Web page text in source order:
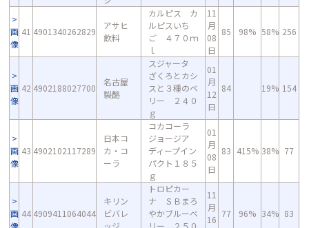
画
像
41 4901340262829
アサヒ
飲料
カルピス カ
ルピスいち
ご ４７０ｍ
ｌ
11
月
08
日
85 98% 58% 256
画
像
42 4902188027700
名古屋
製酪
スジャータ
ざくろとカシ
スと３種のベ
リー ２４０
ｇ
01
月
12
日
84 19% 154
画
像
43 4902102117289
日本コ
カ・コ
ーラ
コカコーラ
ジョージア
ディープイン
パクト１８５
ｇ
01
月
08
日
83 415% 38% 77
画
像
44 4909411064044
キリン
ビバレ
ッジ
トロピカー
ナ ＳＢまろ
やかブルーベ
リー ２５０
11
月
16
77 96% 34% 83